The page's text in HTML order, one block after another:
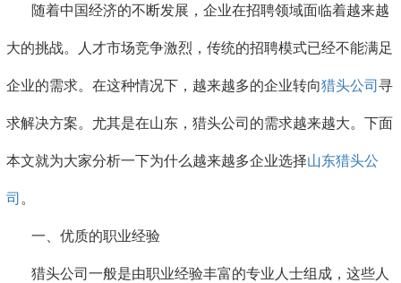
随着中国经济的不断发展，企业在招聘领域面临着越来越
大的挑战。人才市场竞争激烈，传统的招聘模式已经不能满足
企业的需求。在这种情况下，越来越多的企业转向猎头公司 寻
求解决方案。尤其是在山东，猎头公司的需求越来越大。下面
本文就为大家分析一下为什么越来越多企业选择山东猎头公
司 。
一、优质的职业经验
猎头公司一般是由职业经验丰富的专业人士组成，这些人